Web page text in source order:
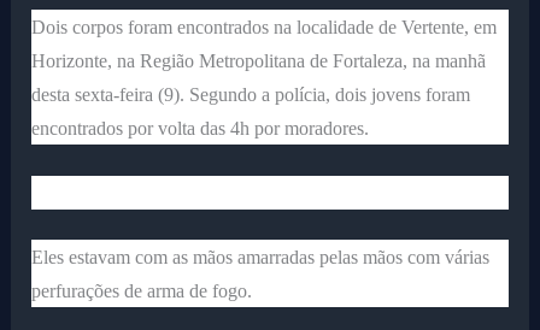
Dois corpos foram encontrados na localidade de Vertente, em
Horizonte, na Região Metropolitana de Fortaleza, na manhã
desta sexta-feira (9). Segundo a polícia, dois jovens foram
encontrados por volta das 4h por moradores.
Eles estavam com as mãos amarradas pelas mãos com várias
perfurações de arma de fogo.